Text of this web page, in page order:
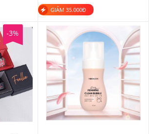
GIẢM 35.000Đ
-3%